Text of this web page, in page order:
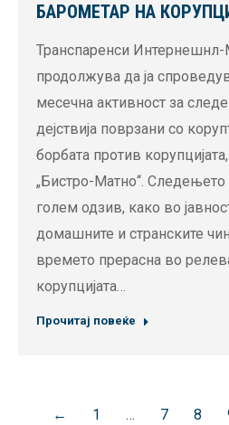
БАРОМЕТАР НА
Транспаренси Интернешнл-
продолжува да ја
месечна активност за
дејствија поврзани со
борбата против
„Бистро-Матно“.
голем одзив, како во
домашните и странските
времето прерасна во
корупцијата…
Прочитај повеќе
← 1 … 7 8